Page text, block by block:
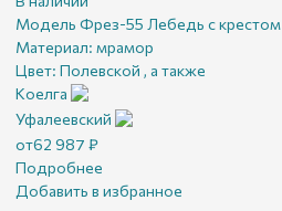
Модель Фрез-55 Лебедь с крестом
Материал: мрамор
Цвет: Полевской , а также
Коелга
Уфалеевский
от62 987 ₽
Подробнее
Добавить в избранное